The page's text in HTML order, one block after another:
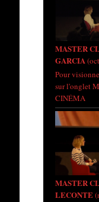
MASTER
GARCIA
Pour
sur l'onglet
CINÉMA
MASTER
LECONTE